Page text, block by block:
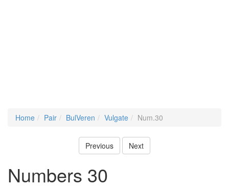
Home Pair BulVeren Vulgate Num.30
Previous Next
Numbers 30